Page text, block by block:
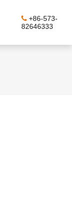
+86-573-
82646333